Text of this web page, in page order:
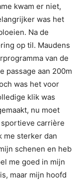
kwam er niet,
was het
Na de
op til. Maudens
van de
passage aan 200m
was het voor
klik was
nu moet
carrière
me sterker dan
schenen en heb
me goed in mijn
maar mijn hoofd